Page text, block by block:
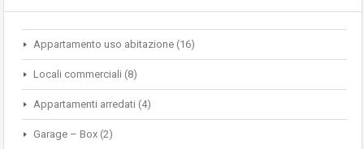
Appartamento uso abitazione (16)
Locali commerciali (8)
Appartamenti arredati (4)
Garage – Box (2)